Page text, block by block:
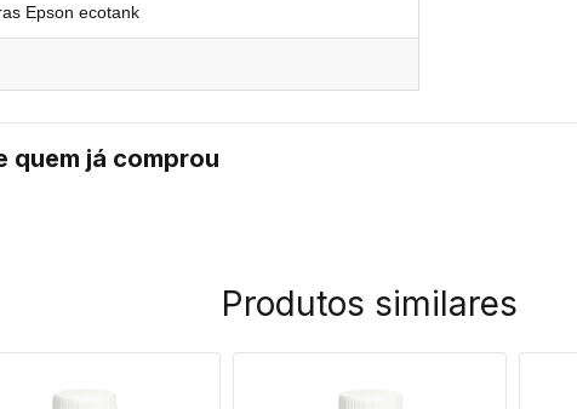
Epson ecotank
quem já comprou
Produtos similares